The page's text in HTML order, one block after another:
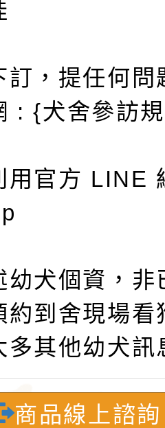
訂，提任何問
: {犬舍參訪
用官方 LINE
幼犬個資，非
約到舍現場看
多其他幼犬訊
商品線上諮詢